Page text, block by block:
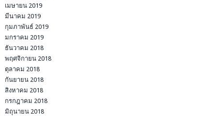
เมษายน 2019
มีนาคม 2019
กุมภาพันธ์ 2019
มกราคม 2019
ธันวาคม 2018
พฤศจิกายน 2018
ตุลาคม 2018
กันยายน 2018
สิงหาคม 2018
กรกฎาคม 2018
มิถุนายน 2018